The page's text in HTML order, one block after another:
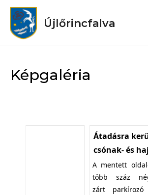
Újlőrincfalva
Képgaléria
Átadásra
csónak- és
A mentett
több száz
zárt